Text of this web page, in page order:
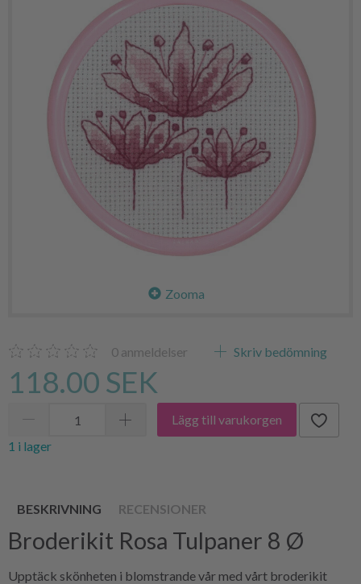
Zooma
0 anmeldelser Skriv bedömning
118.00 SEK
Lägg till varukorgen
1 i lager
BESKRIVNING RECENSIONER
Broderikit Rosa Tulpaner 8 Ø
Upptäck skönheten i blomstrande vår med vårt broderikit